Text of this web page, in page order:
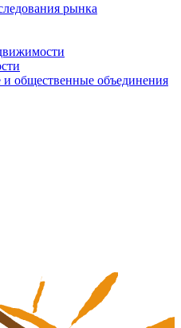
рынка
общественные объединения